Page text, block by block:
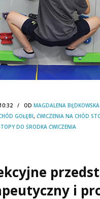
10:32 / OD MAGDALENA BĘDKOWSKA
GOŁĘBI, ĆWICZENIA NA CHÓD
DO ŚRODKA ĆWICZENIA
i